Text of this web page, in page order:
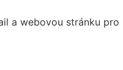
a webovou stránku pro